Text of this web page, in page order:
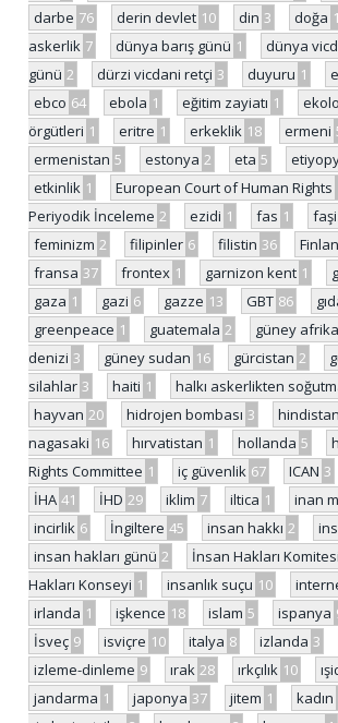
darbe 76 derin devlet 10 din 3 doğa
askerlik 7 dünya barış günü 1
dünya
günü 2 dürzi vicdani retçi 3 duyuru 1
ebco 64 ebola 1 eğitim zayiatı 1
örgütleri 1 eritre 1 erkeklik 18 ermeni
ermenistan 5 estonya 2 eta 5
etkinlik 1 European Court of Human Rights
Periyodik İnceleme 2 ezidi 1 fas 1
feminizm 2 filipinler 6 filistin 36
fransa 37 frontex 1 garnizon kent 1
gaza 1 gazi 6 gazze 13 GBT 86
greenpeace 1 guatemala 2 güney afrika
denizi 3 güney sudan 16 gürcistan 2
silahlar 3 haiti 1 halkı askerlikten
hayvan 20 hidrojen bombası 3 hindistan
nagasaki 16 hırvatistan 1 hollanda 5
Rights Committee 1 iç güvenlik 67 ICAN 3
İHA 41 İHD 29 iklim 7 iltica 1 inan
incirlik 6 İngiltere 45 insan hakkı 2
insan hakları günü 2 İnsan Hakları Komitesi
Hakları Konseyi 1 insanlık suçu 10
irlanda 1 işkence 18 islam 5 ispanya
İsveç 9 isviçre 10 italya 8 izlanda 3
izleme-dinleme 9 ırak 28 ırkçılık 10
jandarma 1 japonya 37 jitem 1 kadın